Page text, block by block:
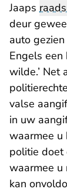
Jaaps
deur
auto
Engels
wilde.’ Net
valse
in uw
waarmee u
politie doet
waarmee u
kan